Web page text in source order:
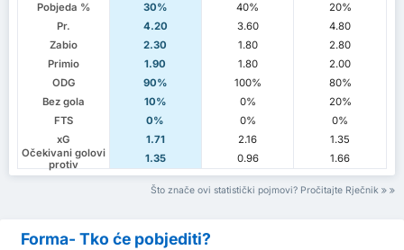
Pobjeda %
30% 40%
20%
Pr.
4.20 3.60
4.80
Zabio
2.30 1.80
2.80
Primio
1.90 1.80
2.00
ODG
90% 100%
80%
Bez gola
10% 0%
20%
FTS
0% 0%
0%
xG
1.71 2.16
1.35
Očekivani golovi
protiv
1.35 0.96 1.66
Što znače ovi statistički pojmovi? Pročitajte Rječnik
Forma- Tko će pobjediti?